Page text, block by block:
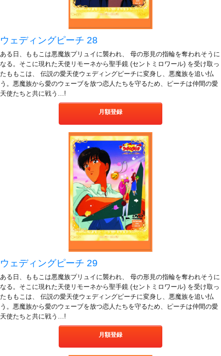
ウェディングピーチ 28
ある日、ももこは悪魔族プリュイに襲われ、 母の形見の指輪を奪われそうに
なる。そこに現れた天使リモーネから聖手鏡 (セントミロワール) を受け取っ
たももこは、 伝説の愛天使ウェディングピーチに変身し、悪魔族を追い払
う。悪魔族から愛のウェーブを放つ恋人たちを守るため、ピーチは仲間の愛
天使たちと共に戦う…!
月額登録
ウェディングピーチ 29
ある日、ももこは悪魔族プリュイに襲われ、 母の形見の指輪を奪われそうに
なる。そこに現れた天使リモーネから聖手鏡 (セントミロワール) を受け取っ
たももこは、 伝説の愛天使ウェディングピーチに変身し、悪魔族を追い払
う。悪魔族から愛のウェーブを放つ恋人たちを守るため、ピーチは仲間の愛
天使たちと共に戦う…!
月額登録